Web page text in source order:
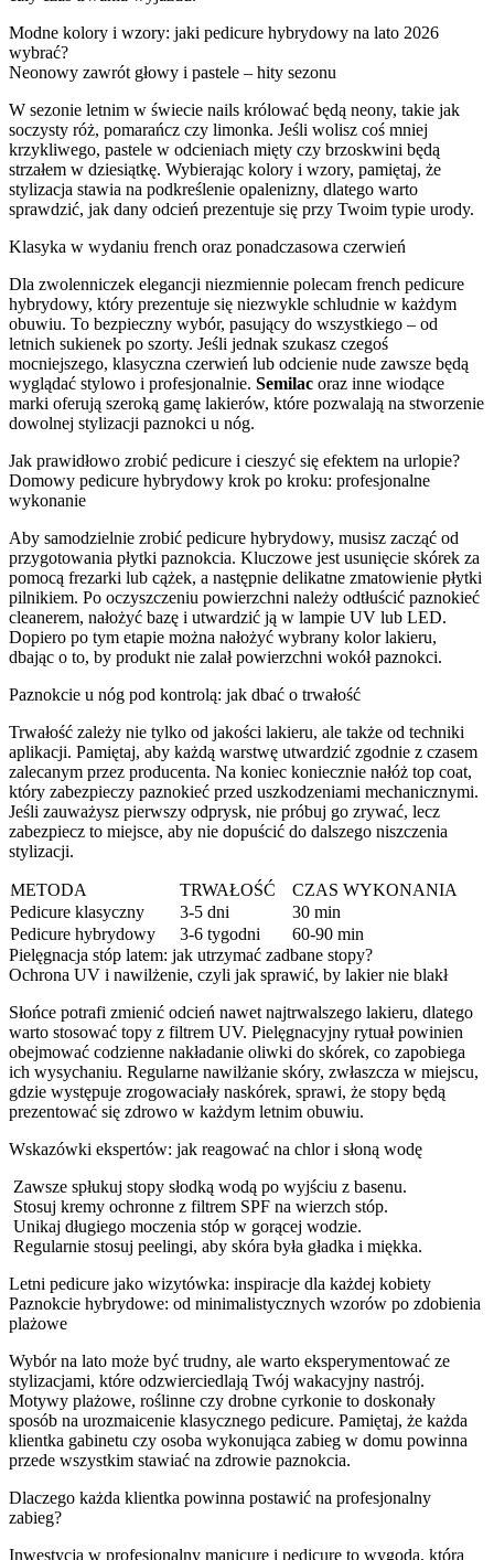
Modne kolory i wzory: jaki pedicure hybrydowy na lato 2026
wybrać?
Neonowy zawrót głowy i pastele – hity sezonu
W sezonie letnim w świecie nails królować będą neony, takie jak
soczysty róż, pomarańcz czy limonka. Jeśli wolisz coś mniej
krzykliwego, pastele w odcieniach mięty czy brzoskwini będą
strzałem w dziesiątkę. Wybierając kolory i wzory, pamiętaj, że
stylizacja stawia na podkreślenie opalenizny, dlatego warto
sprawdzić, jak dany odcień prezentuje się przy Twoim typie urody.
Klasyka w wydaniu french oraz ponadczasowa czerwień
Dla zwolenniczek elegancji niezmiennie polecam french pedicure
hybrydowy, który prezentuje się niezwykle schludnie w każdym
obuwiu. To bezpieczny wybór, pasujący do wszystkiego – od
letnich sukienek po szorty. Jeśli jednak szukasz czegoś
mocniejszego, klasyczna czerwień lub odcienie nude zawsze będą
wyglądać stylowo i profesjonalnie. Semilac oraz inne wiodące
marki oferują szeroką gamę lakierów, które pozwalają na stworzenie
dowolnej stylizacji paznokci u nóg.
Jak prawidłowo zrobić pedicure i cieszyć się efektem na urlopie?
Domowy pedicure hybrydowy krok po kroku: profesjonalne
wykonanie
Aby samodzielnie zrobić pedicure hybrydowy, musisz zacząć od
przygotowania płytki paznokcia. Kluczowe jest usunięcie skórek za
pomocą frezarki lub cążek, a następnie delikatne zmatowienie płytki
pilnikiem. Po oczyszczeniu powierzchni należy odtłuścić paznokieć
cleanerem, nałożyć bazę i utwardzić ją w lampie UV lub LED.
Dopiero po tym etapie można nałożyć wybrany kolor lakieru,
dbając o to, by produkt nie zalał powierzchni wokół paznokci.
Paznokcie u nóg pod kontrolą: jak dbać o trwałość
Trwałość zależy nie tylko od jakości lakieru, ale także od techniki
aplikacji. Pamiętaj, aby każdą warstwę utwardzić zgodnie z czasem
zalecanym przez producenta. Na koniec koniecznie nałóż top coat,
który zabezpieczy paznokieć przed uszkodzeniami mechanicznymi.
Jeśli zauważysz pierwszy odprysk, nie próbuj go zrywać, lecz
zabezpiecz to miejsce, aby nie dopuścić do dalszego niszczenia
stylizacji.
METODA TRWAŁOŚĆ
CZAS WYKONANIA
Pedicure klasyczny
3-5 dni
30 min
Pedicure hybrydowy
3-6 tygodni
60-90 min
Pielęgnacja stóp latem: jak utrzymać zadbane stopy?
Ochrona UV i nawilżenie, czyli jak sprawić, by lakier nie blakł
Słońce potrafi zmienić odcień nawet najtrwalszego lakieru, dlatego
warto stosować topy z filtrem UV. Pielęgnacyjny rytuał powinien
obejmować codzienne nakładanie oliwki do skórek, co zapobiega
ich wysychaniu. Regularne nawilżanie skóry, zwłaszcza w miejscu,
gdzie występuje zrogowaciały naskórek, sprawi, że stopy będą
prezentować się zdrowo w każdym letnim obuwiu.
Wskazówki ekspertów: jak reagować na chlor i słoną wodę
Zawsze spłukuj stopy słodką wodą po wyjściu z basenu.
Stosuj kremy ochronne z filtrem SPF na wierzch stóp.
Unikaj długiego moczenia stóp w gorącej wodzie.
Regularnie stosuj peelingi, aby skóra była gładka i miękka.
Letni pedicure jako wizytówka: inspiracje dla każdej kobiety
Paznokcie hybrydowe: od minimalistycznych wzorów po zdobienia
plażowe
Wybór na lato może być trudny, ale warto eksperymentować ze
stylizacjami, które odzwierciedlają Twój wakacyjny nastrój.
Motywy plażowe, roślinne czy drobne cyrkonie to doskonały
sposób na urozmaicenie klasycznego pedicure. Pamiętaj, że każda
klientka gabinetu czy osoba wykonująca zabieg w domu powinna
przede wszystkim stawiać na zdrowie paznokcia.
Dlaczego każda klientka powinna postawić na profesjonalny
zabieg?
Inwestycja w profesjonalny manicure i pedicure to wygoda, która